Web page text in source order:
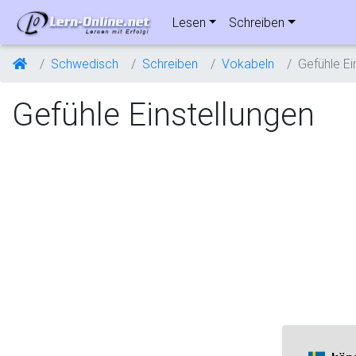
Lesen Schreiben
Schwedisch Schreiben Vokabeln Gefühle
Gefühle Einstellungen